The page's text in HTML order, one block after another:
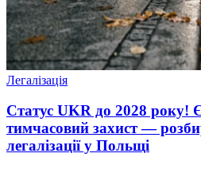
Легалізація
Статус UKR до 2028 року!
тимчасовий захист —
легалізації у Польщі